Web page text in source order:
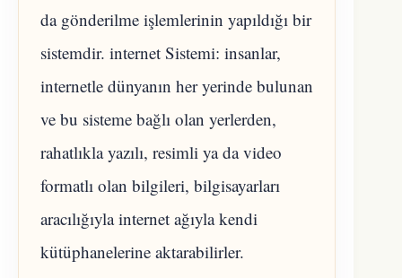
da gönderilme işlemlerinin yapıldığı bir
sistemdir. internet Sistemi: insanlar,
internetle dünyanın her yerinde bulunan
ve bu sisteme bağlı olan yerlerden,
rahatlıkla yazılı, resimli ya da video
formatlı olan bilgileri, bilgisayarları
aracılığıyla internet ağıyla kendi
kütüphanelerine aktarabilirler.